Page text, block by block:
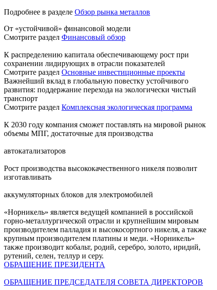
Подробнее в разделе Обзор рынка металлов
От «устойчивой» финансовой модели
Смотрите раздел Финансовый обзор
К распределению капитала обеспечивающему рост при
сохранении лидирующих в отрасли показателей
Смотрите раздел Основные инвестиционные проекты
Важнейший вклад в глобальную повестку устойчивого
развития: поддержание перехода на экологически чистый
транспорт
Смотрите раздел Комплексная экологическая программа
К 2030 году компания сможет поставлять на мировой рынок
объемы МПГ, достаточные для производства
автокатализаторов
Рост производства высококачественного никеля позволит
изготавливать
аккумуляторных блоков для электромобилей
«Норникель» является ведущей компанией в российской
горно-металлургической отрасли и крупнейшим мировым
производителем палладия и высокосортного никеля, а также
крупным производителем платины и меди. «Норникель»
также производит кобальт, родий, серебро, золото, иридий,
рутений, селен, теллур и серу.
ОБРАЩЕНИЕ ПРЕЗИДЕНТА
ОБРАЩЕНИЕ ПРЕДСЕДАТЕЛЯ СОВЕТА ДИРЕКТОРОВ